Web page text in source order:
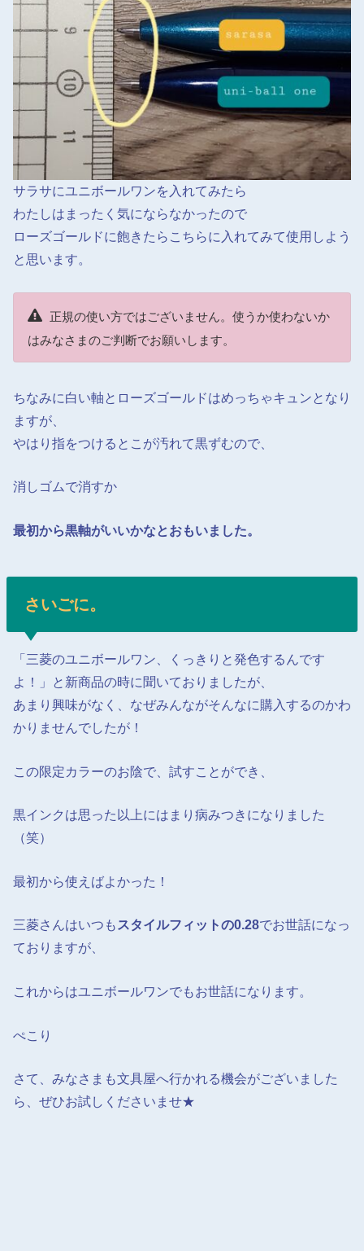
サラサにユニボールワンを入れてみたら
わたしはまったく気にならなかったので
ローズゴールドに飽きたらこちらに入れてみて使用しよう
と思います。
正規の使い方ではございません。使うか使わないか
はみなさまのご判断でお願いします。
ちなみに白い軸とローズゴールドはめっちゃキュンとなり
ますが、
やはり指をつけるとこが汚れて黒ずむので、
消しゴムで消すか
最初から黒軸がいいかなとおもいました。
さいごに。
「三菱のユニボールワン、くっきりと発色するんです
よ！」と新商品の時に聞いておりましたが、
あまり興味がなく、なぜみんながそんなに購入するのかわ
かりませんでしたが！
この限定カラーのお陰で、試すことができ、
黒インクは思った以上にはまり病みつきになりました
（笑）
最初から使えばよかった！
三菱さんはいつも スタイルフィットの0.28でお世話になっ
ておりますが、
これからはユニボールワンでもお世話になります。
ぺこり
さて、みなさまも文具屋へ行かれる機会がございました
ら、ぜひお試しくださいませ★